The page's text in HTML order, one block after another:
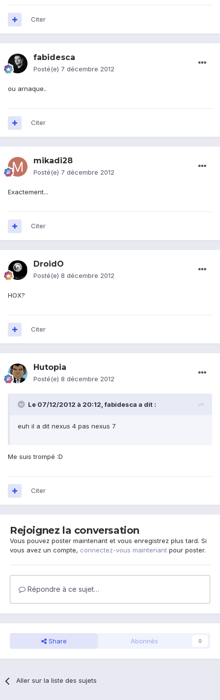
Citer
fabidesca
Posté(e) 7 décembre 2012
ou arnaque..
Citer
mikadi28
Posté(e) 7 décembre 2012
Exactement...
Citer
DroidO
Posté(e) 8 décembre 2012
HOX?
Citer
Hutopia
Posté(e) 8 décembre 2012
Le 07/12/2012 à 20:12, fabidesca a dit :
euh il a dit nexus 4 pas nexus 7
Me suis trompé :D
Citer
Rejoignez la conversation
Vous pouvez poster maintenant et vous enregistrez plus tard. Si
vous avez un compte, connectez-vous maintenant pour poster.
Répondre à ce sujet…
Share Abonnés 0
Aller sur la liste des sujets